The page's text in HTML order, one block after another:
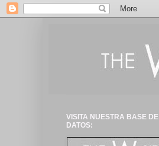
VISITA NUESTRA BASE DE
DATOS: